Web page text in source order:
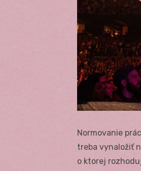
Normovanie
treba vynaložiť
o ktorej